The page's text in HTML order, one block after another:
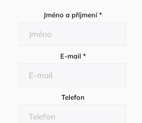
Jméno a příjmení *
E-mail *
Telefon